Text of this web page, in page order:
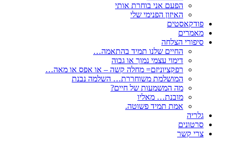
הפעם אני בוחרת אותי
האיזון הפנימי שלי
פודקאסטים
מאמרים
סיפורי הצלחה
החיים שלנו תמיד בהתאמה…
דימוי עצמי נמוך או גבוה
רפקציוניזם= מחלה קשה – או אפס או מאה…
המושלמת משוחררת… השלמה נבנת
מה המשמעות של חיים?
מובנת… מאליו
אמת תמיד פשוטה.
גלריה
סרטונים
צרי קשר